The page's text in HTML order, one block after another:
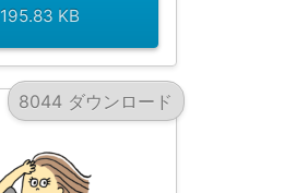
195.83 KB
8044 ダウンロード